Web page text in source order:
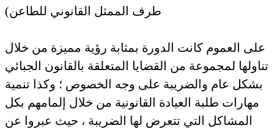
طرف الممثل القانوني للطاعن)
على العموم كانت الدورة بمثابة رؤية مميزة من خلال
تناولها لمجموعة من القضايا المتعلقة بالقانون الجبائي
بشكل عام والضريبة على وجه الخصوص ؛ وكذا تنمية
مهارات طلبة العيادة القانونية من خلال إلمامهم بكل
المشاكل التي تتعرض لها الضريبة ، حيث عبروا عن